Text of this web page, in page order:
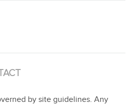
by site guidelines. Any